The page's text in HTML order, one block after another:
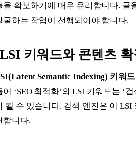
을 확보하기에 매우 유리합니다. 글
굴하는 작업이 선행되어야 합니다.
LSI 키워드와 콘텐츠 확
Semantic Indexing) 키워드
어 ‘SEO 최적화’의 LSI 키워드는 ‘
될 수 있습니다. 검색 엔진은 이
합니다.